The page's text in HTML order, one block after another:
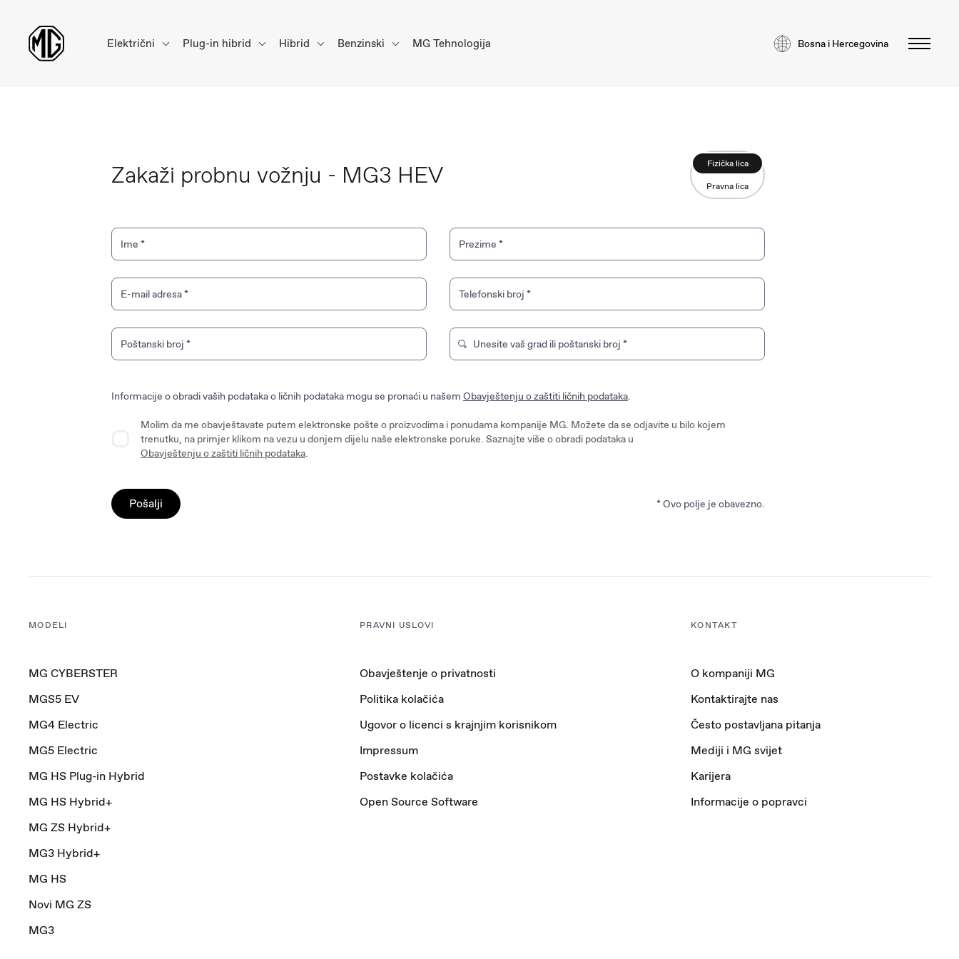
Električni Plug-in hibrid Hibrid Benzinski MG Tehnologija Bosna i Hercegovina
Zakaži probnu vožnju - MG3 HEV
Fizička lica
Pravna lica
Ime * Prezime *
E-mail adresa* Telefonski broj *
Poštanski broj * Type to search for a brand store. Use arrow keys to navigate through results.
Unesite vaš grad ili poštanski broj *
Informacije o obradi vaših podataka o ličnih podataka mogu se pronaći u našem Obavještenju o zaštiti ličnih podataka.
Molim da me obavještavate putem elektronske pošte o proizvodima i ponudama kompanije MG. Možete da se odjavite u bilo kojem
trenutku, na primjer klikom na vezu u donjem dijelu naše elektronske poruke. Saznajte više o obradi podataka u
Obavještenju o zaštiti ličnih podataka.
Pošalji * Ovo polje je obavezno.
MODELI
MG CYBERSTER
MGS5 EV
MG4 Electric
MG5 Electric
MG HS Plug-in Hybrid
MG HS Hybrid+
MG ZS Hybrid+
MG3 Hybrid+
MG HS
Novi MG ZS
MG3
PRAVNI USLOVI
Obavještenje o privatnosti
Politika kolačića
Ugovor o licenci s krajnjim korisnikom
Impressum
Postavke kolačića
Open Source Software
KONTAKT
O kompaniji MG
Kontaktirajte nas
Često postavljana pitanja
Mediji i MG svijet
Karijera
Informacije o popravci